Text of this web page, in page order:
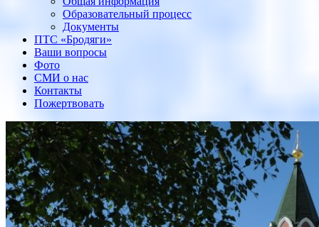
Образовательный процесс
Документы
ПТС «Бродяги»
Ваши вопросы
Фото
СМИ о нас
Контакты
Пожертвовать